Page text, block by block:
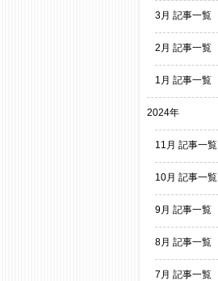
3月 記事一覧
2月 記事一覧
1月 記事一覧
2024年
11月 記事一覧
10月 記事一覧
9月 記事一覧
8月 記事一覧
7月 記事一覧